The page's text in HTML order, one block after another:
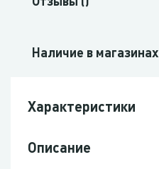
Наличие в магазинах
Характеристики
Описание